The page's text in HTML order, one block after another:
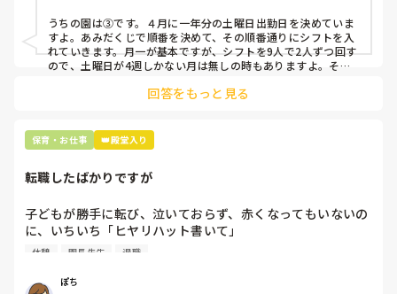
人を交渉して見つけてもらう
上記のいずれかの対策を取り入れることを考えています。
うちの園は③です。４月に一年分の土曜日出勤日を決めていま
すよ。あみだくじで順番を決めて、その順番通りにシフトを入
れていきます。月一が基本ですが、シフトを9人で2人ずつ回す
ので、土曜日が4週しかない月は無しの時もありますよ。その
て貰い、主任に報告してます。
回答をもっと見る
保育・お仕事 👑殿堂入り
転職したばかりですが
子どもが勝手に転び、泣いておらず、赤くなってもいないの
に、いちいち「ヒヤリハット書いて」
と書かされ
（そう言う本人は書かない）
休憩 園長先生 退職
ぽち